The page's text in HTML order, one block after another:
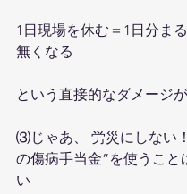
1日現場を休む＝1日分ま
無くなる
という直接的なダメージが
⑶じゃあ、 労災にしない
の傷病手当金”を使うこと
い